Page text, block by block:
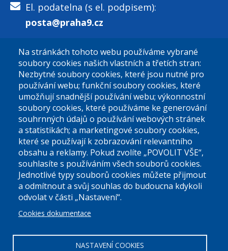
El. podatelna (s el. podpisem):
posta@praha9.cz
El. podatelna (bez el. podpisu):
podatelna@praha9.cz
Úřední dny:
Po a St: 08.00-12.00; 13.00-18.00
Úřední hodiny
00063894DIČ:CZ00063894
Na stránkách tohoto webu používáme vybrané
soubory cookies našich vlastních a třetích stran:
Nezbytné soubory cookies, které jsou nutné pro
používání webu; funkční soubory cookies, které
umožňují snadnější používání webu; výkonnostní
soubory cookies, které používáme ke generování
souhrnných údajů o používání webových stránek
a statistikách; a marketingové soubory cookies,
které se používají k zobrazování relevantního
obsahu a reklamy. Pokud zvolíte „POVOLIT VŠE“,
souhlasíte s používáním všech souborů cookies.
Jednotlivé typy souborů cookies můžete přijmout
a odmítnout a svůj souhlas do budoucna kdykoli
odvolat v části „Nastavení“.
Cookies dokumentace
NASTAVENÍ COOKIES